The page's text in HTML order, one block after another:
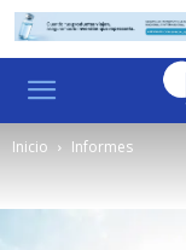
Inicio Informes